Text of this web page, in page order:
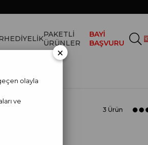
HEDİYELİKPAKETLİ
ÜRÜNLER
BAYİ
BAŞVURU
3 Ürün
×
olayla
ve